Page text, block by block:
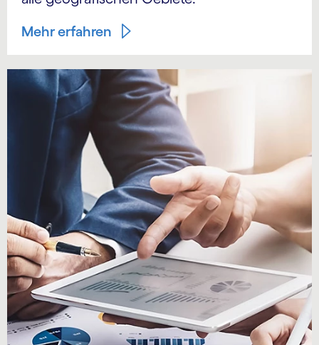
Mehr erfahren